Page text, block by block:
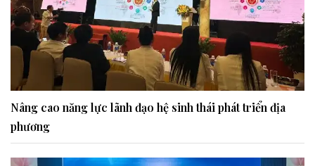
Nâng cao năng lực lãnh đạo hệ sinh thái phát triển địa
phương